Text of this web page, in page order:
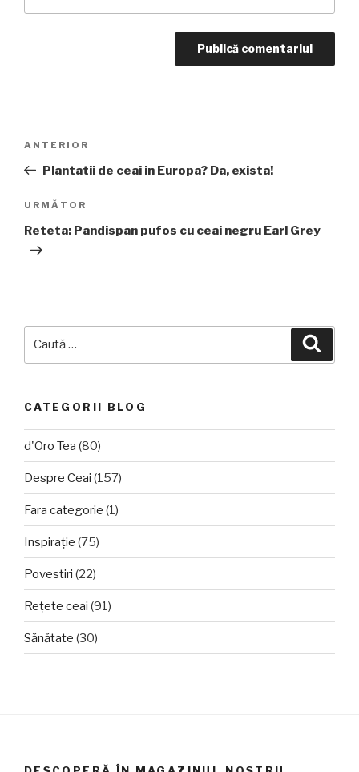
articole
Articolul
anterior
ANTERIOR
Plantatii de ceai in Europa? Da, exista!
Articolul
următor
URMĂTOR
Reteta: Pandispan pufos cu ceai negru Earl Grey
CATEGORII BLOG
d'Oro Tea (80)
Despre Ceai (157)
Fara categorie (1)
Inspirație (75)
Povestiri (22)
Rețete ceai (91)
Sănătate (30)